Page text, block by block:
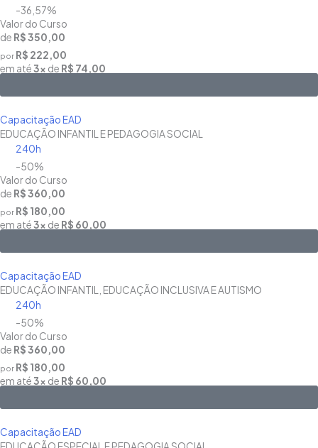
-36,57%
Valor do Curso
de R$ 350,00
por R$ 222,00
em até3x de R$ 74,00
Capacitação EAD
EDUCAÇÃO INFANTIL E PEDAGOGIA SOCIAL
240h
-50%
Valor do Curso
de R$ 360,00
por R$ 180,00
em até3x de R$ 60,00
Capacitação EAD
EDUCAÇÃO INFANTIL, EDUCAÇÃO INCLUSIVA E AUTISMO
240h
-50%
Valor do Curso
de R$ 360,00
por R$ 180,00
em até3x de R$ 60,00
Capacitação EAD